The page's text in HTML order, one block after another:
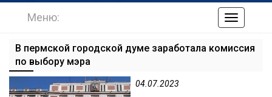
по
Меню:
В пермской городской думе заработала комиссия
по выбору мэра
04.07.2023